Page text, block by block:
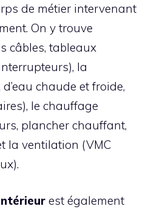
de métier intervenant
On y trouve
câbles, tableaux
la
chaude et froide,
le chauffage
plancher chauffant,
la ventilation (VMC
est également